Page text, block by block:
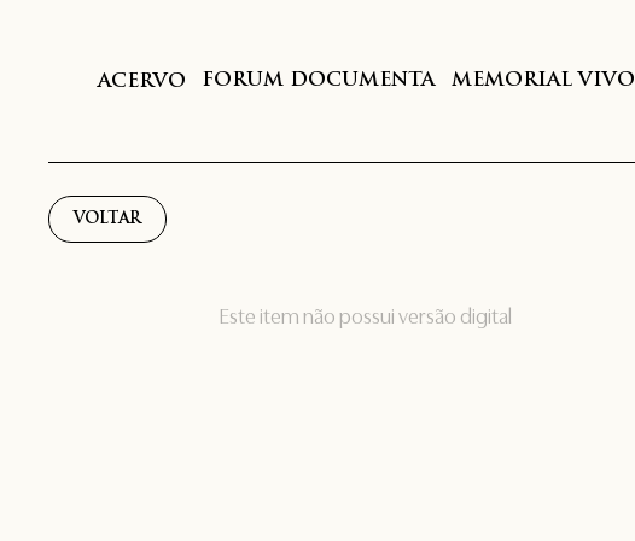
ACERVO FORUM DOCUMENTA MEMORIAL VIVO
VOLTAR
Este item não possui versão digital